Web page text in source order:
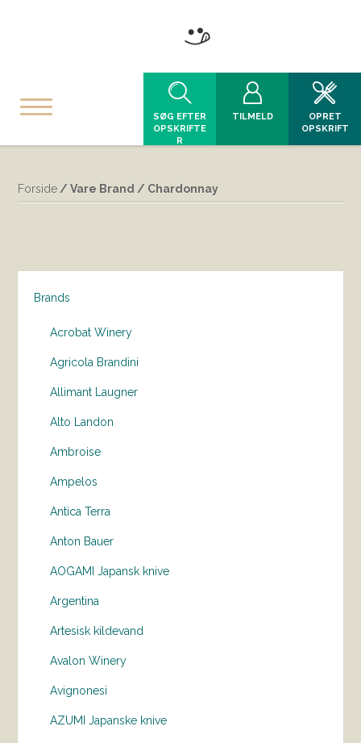
SØG EFTER
OPSKRIFTE
R
TILMELD
OPRET
OPSKRIFT
Forside / Vare Brand / Chardonnay
Brands
Acrobat Winery
Agricola Brandini
Allimant Laugner
Alto Landon
Ambroise
Ampelos
Antica Terra
Anton Bauer
AOGAMI Japansk knive
Argentina
Artesisk kildevand
Avalon Winery
Avignonesi
AZUMI Japanske knive